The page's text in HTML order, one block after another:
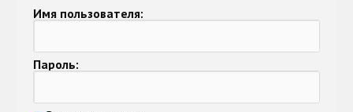
Имя пользователя:
Пароль: